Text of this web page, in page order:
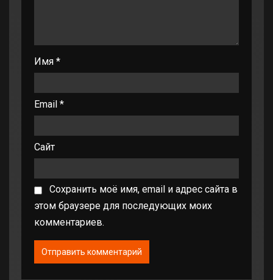
Имя *
Email *
Сайт
Сохранить моё имя, email и адрес сайта в
этом браузере для последующих моих
комментариев.